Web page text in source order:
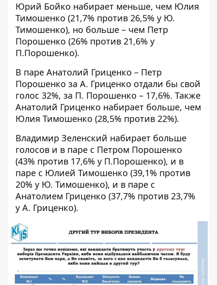
Юрий Бойко набирает меньше, чем Юлия
Тимошенко (21,7% против 26,5% у Ю.
Тимошенко), но больше – чем Петр
Порошенко (26% против 21,6% у
П.Порошенко).
В паре Анатолий Гриценко – Петр
Порошенко за А. Гриценко отдали бы свой
голос 32%, за П. Порошенко – 17,6%. Также
Анатолий Гриценко набирает больше, чем
Юлия Тимошенко (28,5% против 22%).
Владимир Зеленский набирает больше
голосов и в паре с Петром Порошенко
(43% против 17,6% у П.Порошенко), и в
паре с Юлией Тимошенко (39,1% против
20% у Ю. Тимошенко), и в паре с
Анатолием Гриценко (37,7% против 23,7%
у А. Гриценко).